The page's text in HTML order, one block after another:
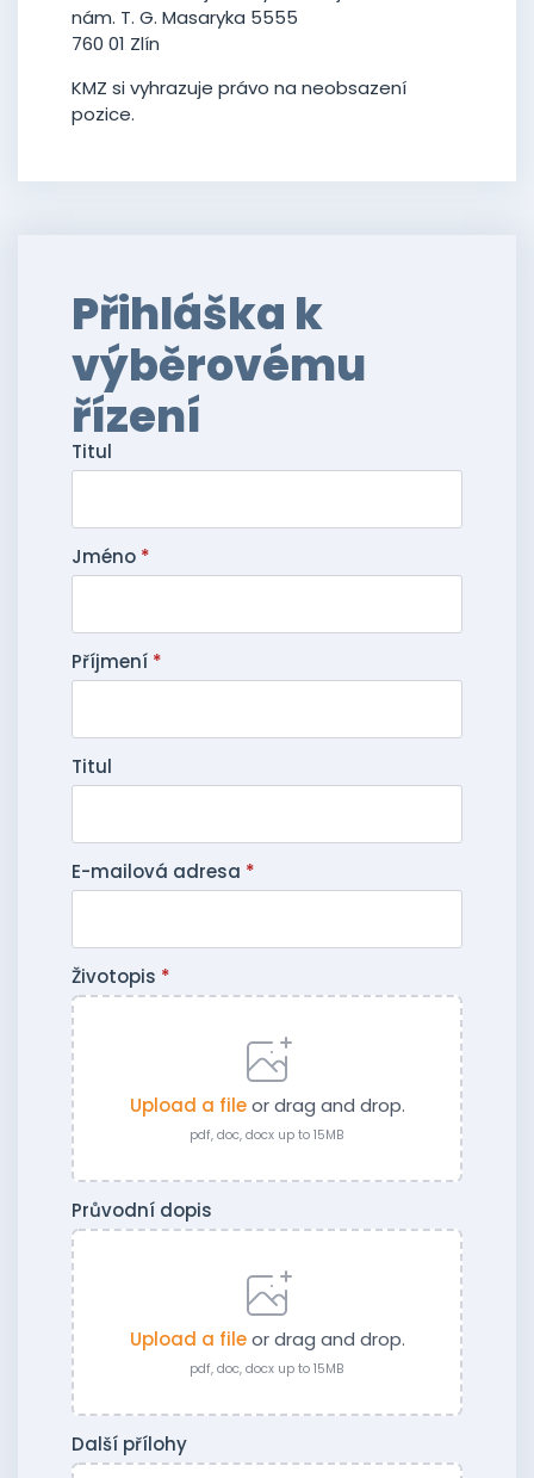
nám. T. G. Masaryka 5555
760 01 Zlín
KMZ si vyhrazuje právo na neobsazení
pozice.
Přihláška k
výběrovému
řízení
Titul
Jméno *
Příjmení *
Titul
E-mailová adresa *
Životopis *
Upload a fileor drag and drop.
pdf, doc, docx up to 15MB
Průvodní dopis
Upload a fileor drag and drop.
pdf, doc, docx up to 15MB
Další přílohy